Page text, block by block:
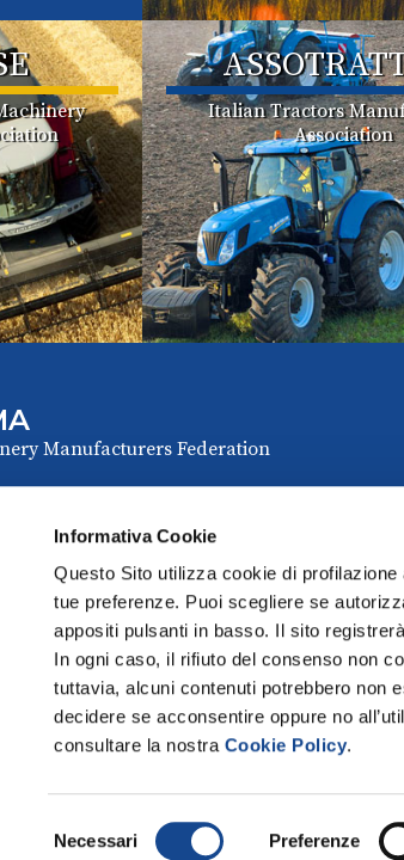
Informativa Cookie
Questo Sito utilizza cookie di
tue preferenze. Puoi scegliere se
appositi pulsanti in basso. Il sito
In ogni caso, il rifiuto del consenso non
tuttavia, alcuni contenuti potrebbero non
decidere se acconsentire oppure no
consultare la nostra Cookie Policy.
del
Necessari Preferenze
Italian Tractors
Association
Manufacturers Federation
Phone +39 06
Fax +39 06